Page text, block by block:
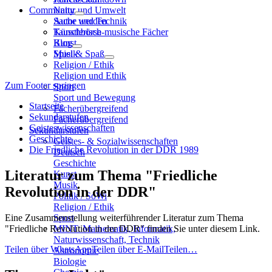
Natur und Umwelt
Sache und Technik
Künstlerisch-musische Fächer
Kunst
Musik
Religion / Ethik
Religion und Ethik
Sport
Sport und Bewegung
Fächerübergreifend
Fächerübergreifend
Sekundarstufen
Geistes- & Sozialwissenschaften
Deutsch
Geschichte
Kunst
Musik
Politik / SoWi
Religion / Ethik
Sport
MINT: Mathematik, Informatik,
Naturwissenschaft, Technik
Astronomie
Biologie
Community
Autor werden
Tauschbörse
Blog
Spiel & Spaß
Zum Footer springen
Startseite
Sekundarstufen
Geisteswissenschaften
Geschichte
Die Friedliche Revolution in der DDR 1989
Literatur zum Thema "Friedliche
Revolution in der DDR"
Eine Zusammenstellung weiterführender Literatur zum Thema
"Friedliche Revolution in der DDR" finden Sie unter diesem Link.
Teilen über WhatsAppTeilen über E-MailTeilen…